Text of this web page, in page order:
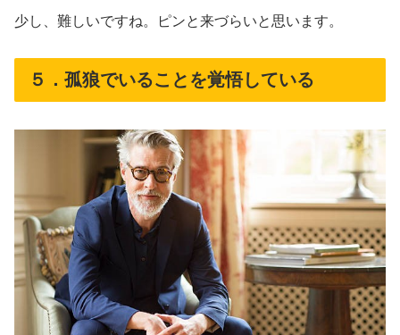
少し、難しいですね。ピンと来づらいと思います。
５．孤狼でいることを覚悟している